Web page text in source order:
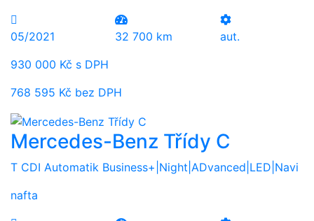
05/2021 32 700 km
aut.
930 000 Kč s DPH
768 595 Kč bez DPH
Mercedes-Benz Třídy C
T CDI Automatik Business+|Night|ADvanced|LED|Navi
nafta